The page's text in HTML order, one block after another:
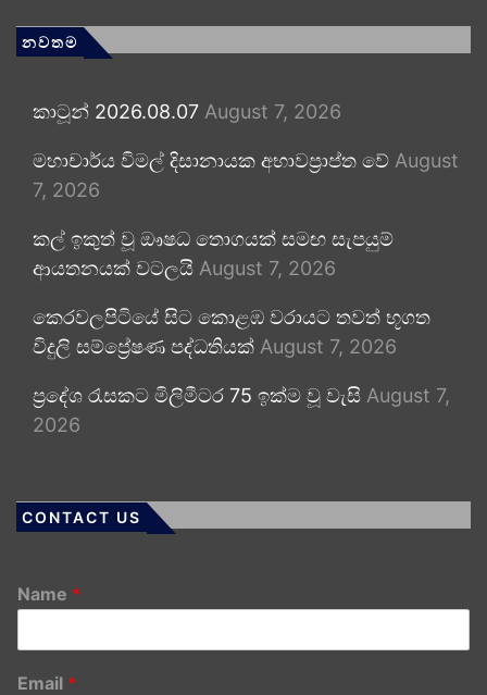
නවතම
කාටූන් 2026.08.07 August 7, 2026
මහාචාර්ය විමල් දිසානායක අභාවප්‍රාප්ත වේ August
7, 2026
කල් ඉකුත් වූ ඖෂධ තොගයක් සමඟ සැපයුම්
ආයතනයක් වටලයි August 7, 2026
කෙරවලපිටියේ සිට කොළඹ වරායට තවත් භූගත
විදුලි සම්ප්‍රේෂණ පද්ධතියක් August 7, 2026
ප්‍රදේශ රැසකට මිලිමීටර 75 ඉක්ම වූ වැසි August 7,
2026
CONTACT US
Name *
Email *